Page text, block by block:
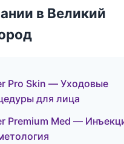
в Великий
Pro Skin — Уходовые
для лица
Premium Med —